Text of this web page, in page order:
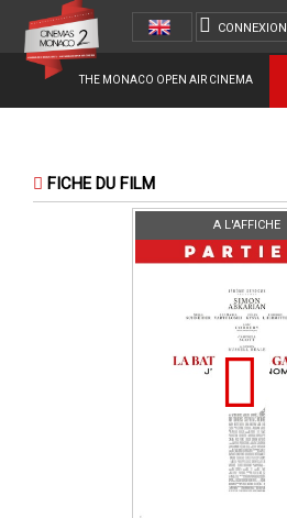
THE MONACO OPEN AIR CINEMA
CONNEXION
FICHE DU FILM
A L'AFFICHE